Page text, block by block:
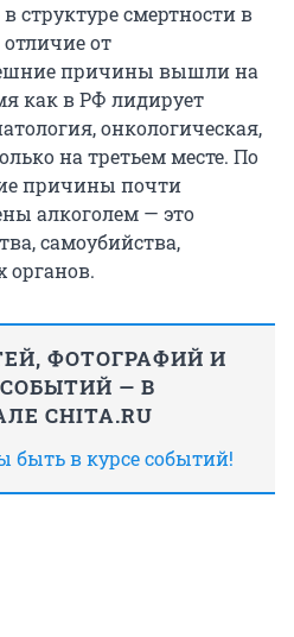
структуре смертности в
от
причины вышли на
как в РФ лидирует
онкологическая,
на третьем месте. По
причины почти
алкоголем — это
самоубийства,
органов.
ФОТОГРАФИЙ И
— В
CHITA.RU
быть в курсе событий!